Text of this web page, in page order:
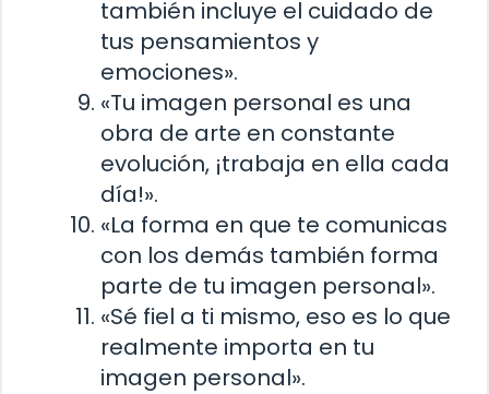
también incluye el cuidado de
tus pensamientos y
emociones».
«Tu imagen personal es una
obra de arte en constante
evolución, ¡trabaja en ella cada
día!».
«La forma en que te comunicas
con los demás también forma
parte de tu imagen personal».
«Sé fiel a ti mismo, eso es lo que
realmente importa en tu
imagen personal».